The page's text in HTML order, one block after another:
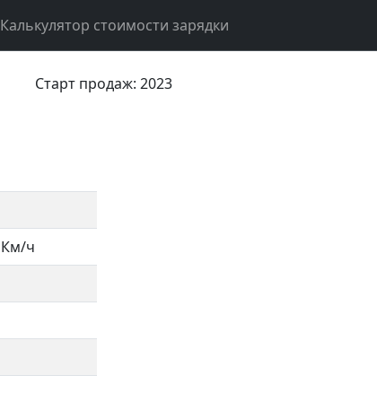
Калькулятор стоимости зарядки
Старт продаж: 2023
Км/ч